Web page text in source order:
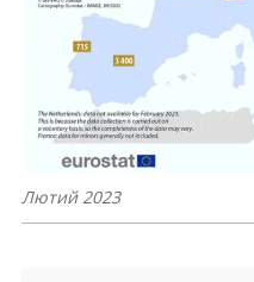
Лютий 2023